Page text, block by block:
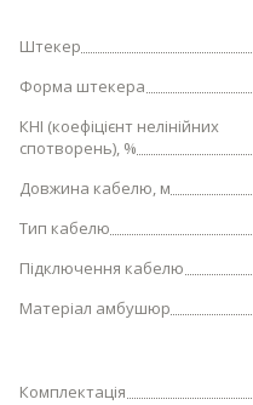
Штекер
Форма штекера
КНІ (коефіцієнт нелінійних
спотворень), %
Довжина кабелю, м
Тип кабелю
Підключення кабелю
Матеріал амбушюр
Комплектація